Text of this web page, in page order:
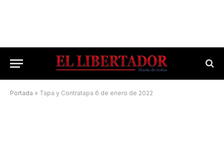
Portada » Tapa y Contratapa 6 de enero de 2022